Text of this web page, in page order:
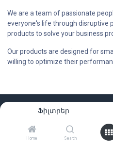
Ֆիլտրեր
Home Search
We are a team of passionate
everyone's life through disruptive
products to solve your business
Our products are designed for
willing to optimize their
Copyright ©